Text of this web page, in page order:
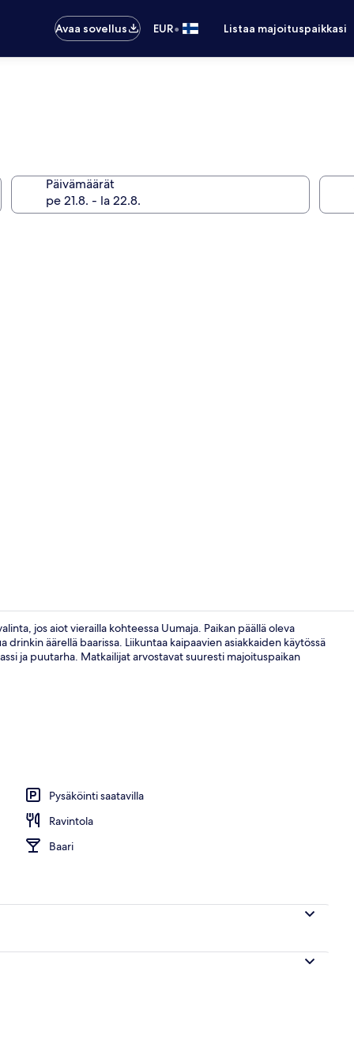
Avaa sovellus
EUR• Listaa majoituspaikkasi
Päivämäärät
jos aiot vierailla kohteessa Uumaja. Paikan päällä oleva
äärellä baarissa. Liikuntaa kaipaavien asiakkaiden käytössä
ja puutarha. Matkailijat arvostavat suuresti majoituspaikan
Pysäköinti saatavilla
Ravintola
Baari